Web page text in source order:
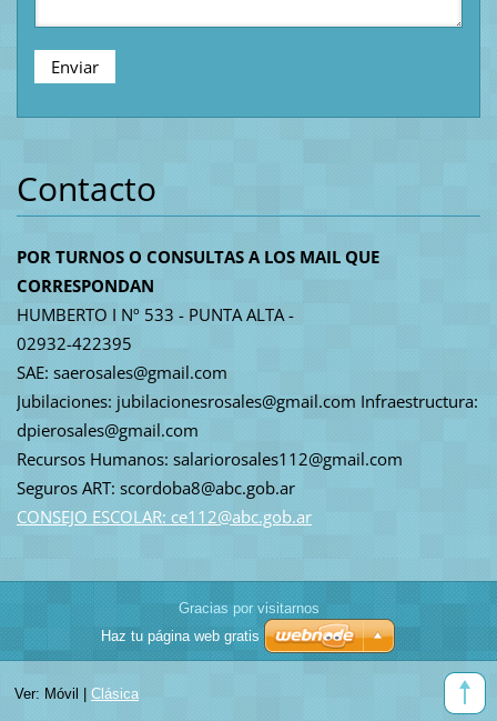
Contacto
POR TURNOS O CONSULTAS A LOS MAIL QUE
CORRESPONDAN
HUMBERTO I Nº 533 - PUNTA ALTA -
02932-422395
SAE: saerosales@gmail.com
Jubilaciones: jubilacionesrosales@gmail.com Infraestructura:
dpierosales@gmail.com
Recursos Humanos: salariorosales112@gmail.com
Seguros ART: scordoba8@abc.gob.ar
CONSEJO ESCOLAR: ce112@abc.gob.ar
Gracias por visitarnos
Haz tu página web gratis
Ver: Móvil Clásica